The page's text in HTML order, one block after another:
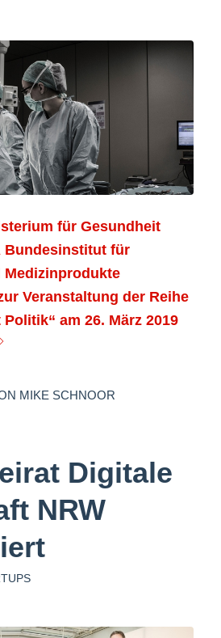
für Gesundheit
Bundesinstitut für
Veranstaltung der Reihe
am 26. März 2019
MIKE SCHNOOR
Digitale
NRW